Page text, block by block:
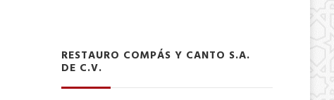
RESTAURO COMPÁS Y CANTO S.A.
DE C.V.